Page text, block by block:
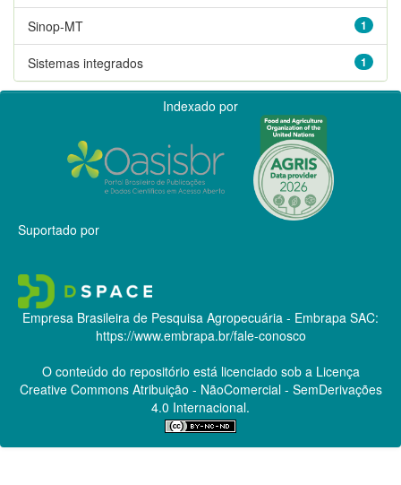
1
Sinop-MT
1
Sistemas integrados
Indexado por
Suportado por
Empresa Brasileira de Pesquisa Agropecuária - Embrapa SAC:
https://www.embrapa.br/fale-conosco
O conteúdo do repositório está licenciado sob a Licença
Creative CommonsAtribuição - NãoComercial - SemDerivações
4.0 Internacional.